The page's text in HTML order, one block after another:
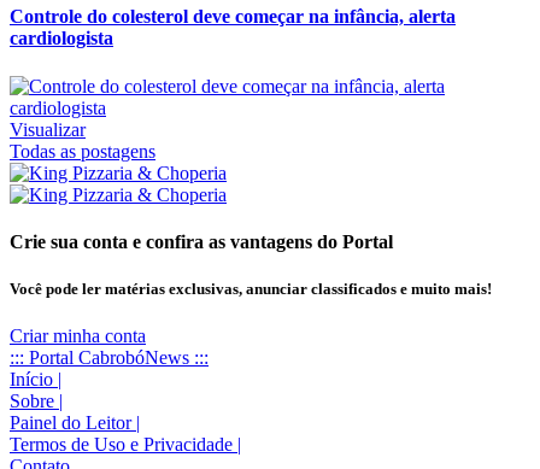
Controle do colesterol deve começar na infância, alerta
cardiologista
Visualizar
Todas as postagens
Crie sua conta e confira as vantagens do Portal
Você pode ler matérias exclusivas, anunciar classificados e muito mais!
Criar minha conta
::: Portal CabrobóNews :::
Início |
Sobre |
Painel do Leitor |
Termos de Uso e Privacidade |